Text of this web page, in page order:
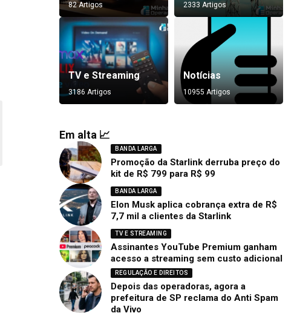
82 Artigos 2333 Artigos
TV e Streaming
3186 Artigos
Notícias
10955 Artigos
Em alta 📈
BANDA LARGA
Promoção da Starlink derruba preço do
kit de R$ 799 para R$ 99
BANDA LARGA
Elon Musk aplica cobrança extra de R$
7,7 mil a clientes da Starlink
TV E STREAMING
Assinantes YouTube Premium ganham
acesso a streaming sem custo adicional
REGULAÇÃO E DIREITOS
Depois das operadoras, agora a
prefeitura de SP reclama do Anti Spam
da Vivo